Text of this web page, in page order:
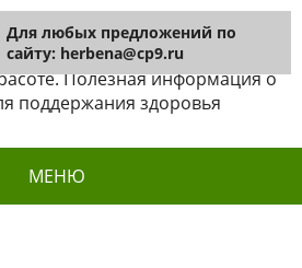
Herbena
Полезная информация о
поддержания здоровья
МЕНЮ
Для любых предложений по
сайту: herbena@cp9.ru